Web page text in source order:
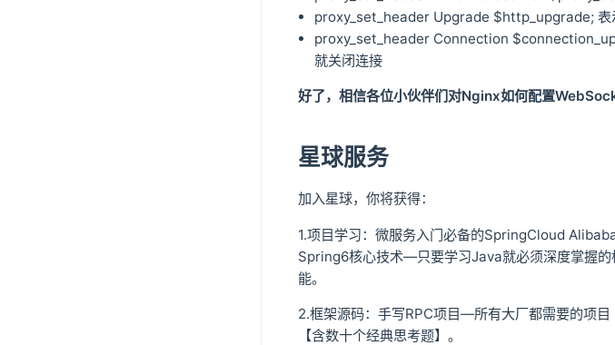
proxy_set_header Upgrade $http_upgrade; 表
proxy_set_header Connection
就关闭连接
好了，相信各位小伙伴们对Nginx如何配置
星球服务
加入星球，你将获得：
1.项目学习：微服务入门必备的SpringCloud
Spring6核心技术—只要学习Java就必须深度掌握
能。
2.框架源码：手写RPC项目—所有大厂都需要的项
【含数十个经典思考题】。